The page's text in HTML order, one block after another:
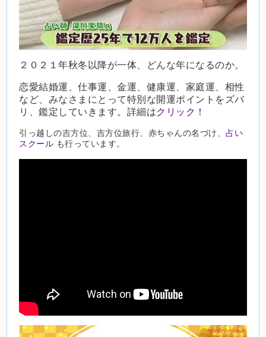
２０２１年秋冬以降が一体、どんな年になるのか。
恋愛結婚運、仕事運、金運、健康運、家庭運、相性
など、みなさまにとって特別な開運ポイントをズバ
リ、鑑定していきます。詳細はクリック！
引っ越しの吉方位、吉方位旅行、赤ちゃんの名づけ、占い
スクール も行っています。